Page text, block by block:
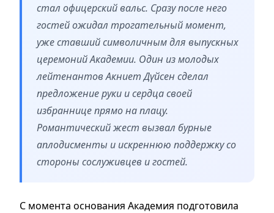
стал офицерский вальс. Сразу после него
гостей ожидал трогательный момент,
уже ставший символичным для выпускных
церемоний Академии. Один из молодых
лейтенантов Акниет Дүйсен сделал
предложение руки и сердца своей
избраннице прямо на плацу.
Романтический жест вызвал бурные
аплодисменты и искреннюю поддержку со
стороны сослуживцев и гостей.
С момента основания Академия подготовила